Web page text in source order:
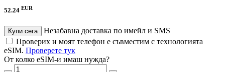
52.24 EUR
Купи сега
Незабавна доставка по имейл и SMS
Проверих и моят телефон е съвместим с технологията
eSIM. Проверете тук
От колко eSIM-и имаш нужда?